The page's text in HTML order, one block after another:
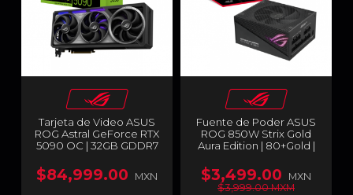
Tarjeta de Video ASUS
ROG Astral GeForce RTX
5090 OC | 32GB GDDR7
| Quad-Fan | ROG-
ASTRAL-RTX5090-
$84,999.00 MXN
Fuente de Poder ASUS
ROG 850W Strix Gold
Aura Edition | 80+Gold |
STRIX-850G-AURA-
GAMING
$3,499.00
MXN
$3,999.00 MXM